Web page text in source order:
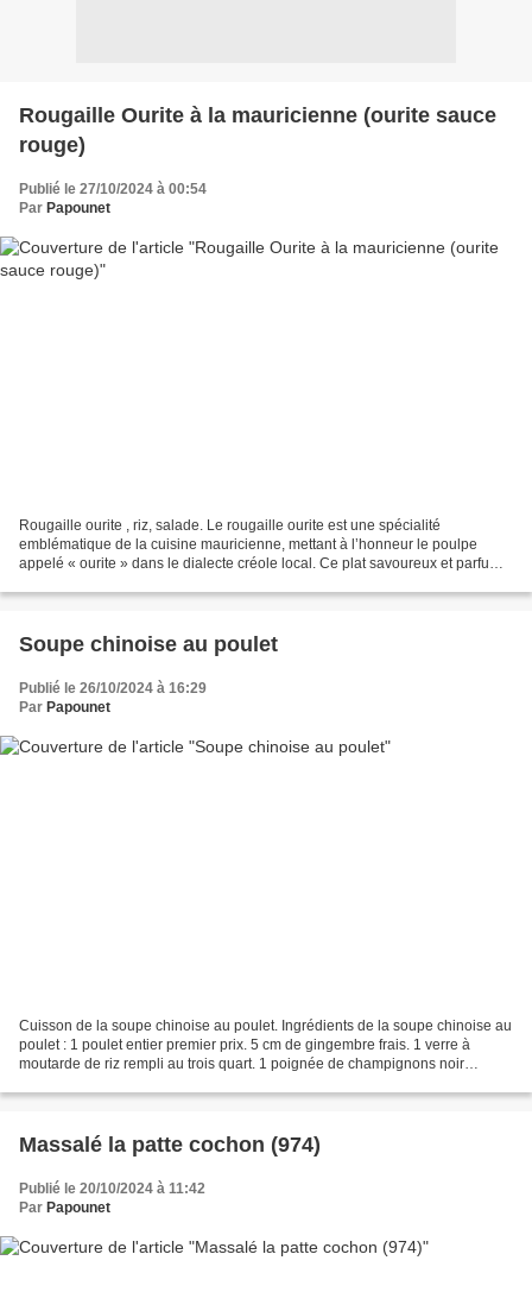
Rougaille Ourite à la mauricienne (ourite sauce
rouge)
Publié le 27/10/2024 à 00:54
Par Papounet
Rougaille ourite , riz, salade. Le rougaille ourite est une spécialité
emblématique de la cuisine mauricienne, mettant à l’honneur le poulpe
appelé « ourite » dans le dialecte créole local. Ce plat savoureux et parfumé
Soupe chinoise au poulet
Publié le 26/10/2024 à 16:29
Par Papounet
Cuisson de la soupe chinoise au poulet. Ingrédients de la soupe chinoise au
poulet : 1 poulet entier premier prix. 5 cm de gingembre frais. 1 verre à
moutarde de riz rempli au trois quart. 1 poignée de champignons noir
Massalé la patte cochon (974)
Publié le 20/10/2024 à 11:42
Par Papounet